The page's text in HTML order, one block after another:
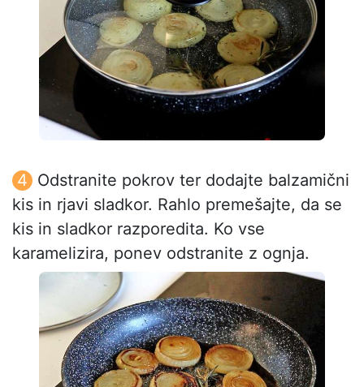
Odstranite pokrov ter dodajte balzamični
kis in rjavi sladkor. Rahlo premešajte, da se
kis in sladkor razporedita. Ko vse
karamelizira, ponev odstranite z ognja.